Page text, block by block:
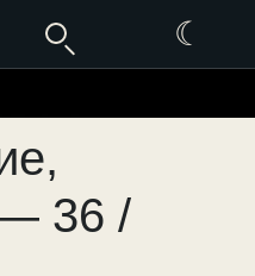
☾
36 /